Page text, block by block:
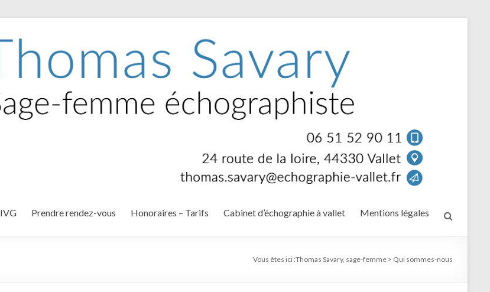
IVG Prendre rendez-vous Honoraires – Tarifs Cabinet d’échographie à vallet Mentions légales
Vous êtes ici :Thomas Savary, sage-femme > Qui sommes-nous